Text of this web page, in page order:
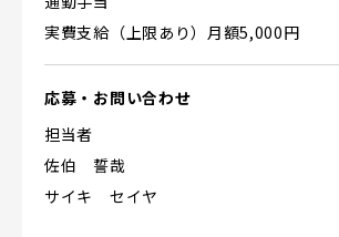
実費支給（上限あり）月額5,000円
応募・お問い合わせ
担当者
佐伯 誓哉
サイキ セイヤ